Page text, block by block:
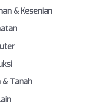
& Kesenian
& Tanah